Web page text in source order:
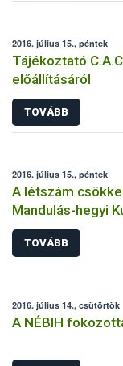
2016. július 15., péntek
Tájékoztató
előállításáról
TOVÁBB
2016. július 15., péntek
A létszám
Mandulás-hegyi
segítséget
TOVÁBB
2016. július 14., csütörtök
A NÉBIH